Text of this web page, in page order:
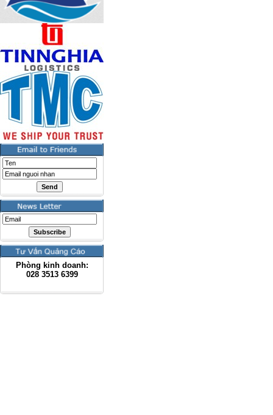
Phòng kinh doanh:
028 3513 6399